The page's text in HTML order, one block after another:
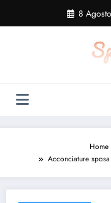
contenuto
8
Home
Acconciature